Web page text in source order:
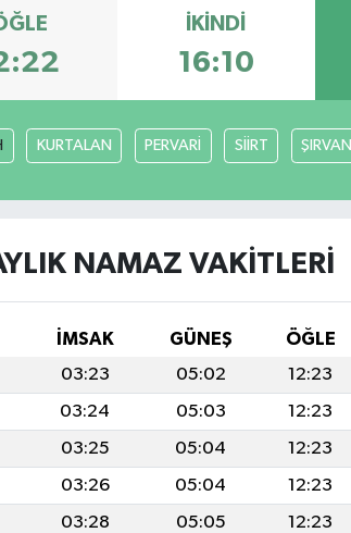
İKINDI
16:10
KURTALAN PERVARİ SİİRT ŞIRVAN
NAMAZ VAKITLERI
İMSAK GÜNEŞ ÖĞLE
03:23 05:02 12:23
03:24 05:03 12:23
03:25 05:04 12:23
03:26 05:04 12:23
03:28 05:05 12:23